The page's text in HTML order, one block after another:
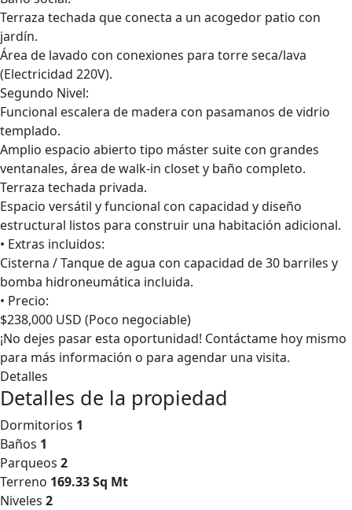
Terraza techada que conecta a un acogedor patio con
jardín.
Área de lavado con conexiones para torre seca/lava
(Electricidad 220V).
Segundo Nivel:
Funcional escalera de madera con pasamanos de vidrio
templado.
Amplio espacio abierto tipo máster suite con grandes
ventanales, área de walk-in closet y baño completo.
Terraza techada privada.
Espacio versátil y funcional con capacidad y diseño
estructural listos para construir una habitación adicional.
• Extras incluidos:
Cisterna / Tanque de agua con capacidad de 30 barriles y
bomba hidroneumática incluida.
• Precio:
$238,000 USD (Poco negociable)
¡No dejes pasar esta oportunidad! Contáctame hoy mismo
para más información o para agendar una visita.
Detalles
Detalles de la propiedad
Dormitorios 1
Baños 1
Parqueos 2
Terreno 169.33 Sq Mt
Niveles 2